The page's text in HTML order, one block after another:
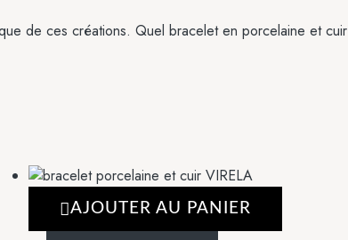
de ces créations. Quel bracelet en porcelaine et
AJOUTER AU PANIER